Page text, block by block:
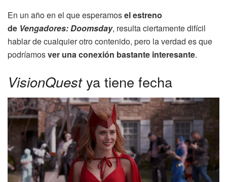
En un año en el que esperamosel estreno
de Vengadores: Doomsday, resulta ciertamente difícil
hablar de cualquier otro contenido, pero la verdad es que
podríamosver una conexión bastante interesante.
VisionQuestya tiene fecha